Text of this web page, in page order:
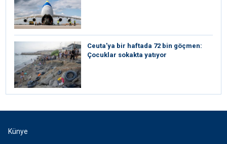
Ceuta’ya bir haftada 72 bin göçmen:
Çocuklar sokakta yatıyor
Künye